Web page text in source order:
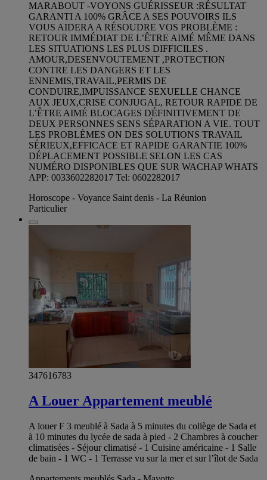
MARABOUT -VOYONS GUÉRISSEUR :RÉSULTAT
GARANTI A 100% GRÂCE A SES POUVOIRS ILS
VOUS AIDERA A RÉSOUDRE VOS PROBLÈME :
RETOUR IMMÉDIAT DE L’ÊTRE AIMÉ MÊME DANS
LES SITUATIONS LES PLUS DIFFICILES .
AMOUR,DESENVOUTEMENT ,PROTECTION
CONTRE LES DANGERS ET LES
ENNEMIS,TRAVAIL,PERMIS DE
CONDUIRE,IMPUISSANCE SEXUELLE CHANCE
AUX JEUX,CRISE CONJUGAL, RETOUR RAPIDE DE
L’ÊTRE AIMÉ BLOCAGES DÉFINITIVEMENT DE
DEUX PERSONNES SENS SÉPARATION A VIE. TOUT
LES PROBLÈMES ON DES SOLUTIONS TRAVAIL
SÉRIEUX,EFFICACE ET RAPIDE GARANTIE 100%
DÉPLACEMENT POSSIBLE SELON LES CAS
NUMÉRO DISPONIBLES QUE SUR WACHAP WHATS
APP: 0033602282017 Tel: 0602282017
Horoscope - Voyance Saint denis - La Réunion
Particulier
347616783
A Louer Appartement meublé
A louer F 3 meublé à Sada à 5 minutes du collège de Sada et
à 10 minutes du lycée de sada à pied - 2 Chambres à coucher
climatisées - Séjour climatisé - 1 Cuisine américaine - 1 Salle
de bain - 1 WC - 1 Terrasse vu sur la mer et sur l’îlot de Sada